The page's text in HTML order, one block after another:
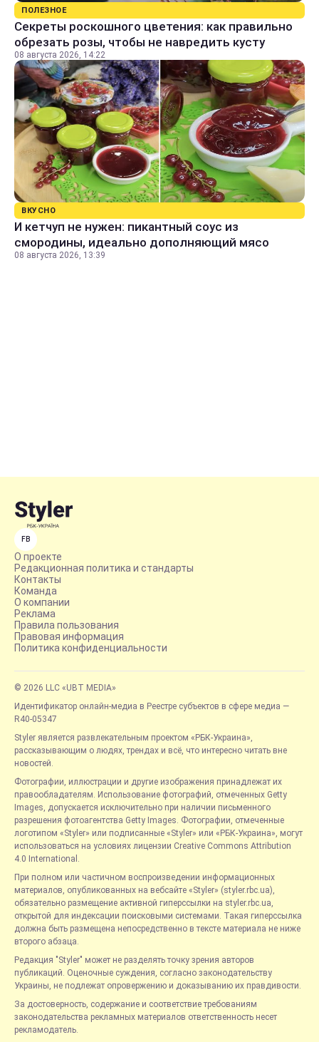
ПОЛЕЗНОЕ
Секреты роскошного цветения: как правильно
обрезать розы, чтобы не навредить кусту
08 августа 2026, 14:22
ВКУСНО
И кетчуп не нужен: пикантный соус из
смородины, идеально дополняющий мясо
08 августа 2026, 13:39
FB
О проекте
Редакционная политика и стандарты
Контакты
Команда
О компании
Реклама
Правила пользования
Правовая информация
Политика конфиденциальности
© 2026 LLC «UBT MEDIA»
Идентификатор онлайн-медиа в Реестре субъектов в сфере медиа —
R40-05347
Styler является развлекательным проектом «РБК-Украина»,
рассказывающим о людях, трендах и всё, что интересно читать вне
новостей.
Фотографии, иллюстрации и другие изображения принадлежат их
правообладателям. Использование фотографий, отмеченных Getty
Images, допускается исключительно при наличии письменного
разрешения фотоагентства Getty Images. Фотографии, отмеченные
логотипом «Styler» или подписанные «Styler» или «РБК-Украина», могут
использоваться на условиях лицензии Creative Commons Attribution
4.0 International.
При полном или частичном воспроизведении информационных
материалов, опубликованных на вебсайте «Styler» (styler.rbc.ua),
обязательно размещение активной гиперссылки на styler.rbc.ua,
открытой для индексации поисковыми системами. Такая гиперссылка
должна быть размещена непосредственно в тексте материала не ниже
второго абзаца.
Редакция "Styler" может не разделять точку зрения авторов
публикаций. Оценочные суждения, согласно законодательству
Украины, не подлежат опровержению и доказыванию их правдивости.
За достоверность, содержание и соответствие требованиям
законодательства рекламных материалов ответственность несет
рекламодатель.